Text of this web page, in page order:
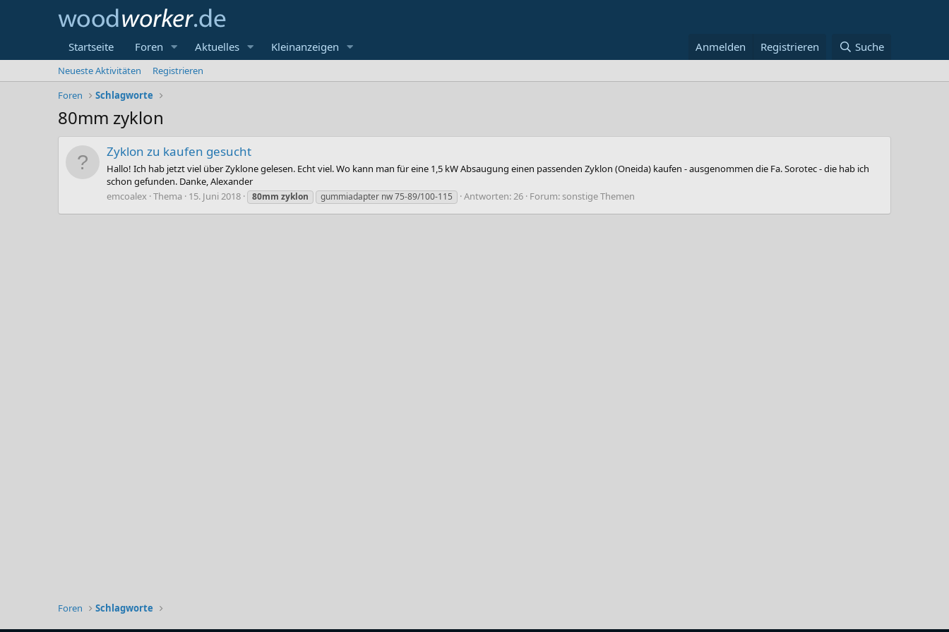
Startseite Foren Aktuelles Kleinanzeigen Anmelden Registrieren Suche
Neueste Aktivitäten
Registrieren
Foren
Schlagworte
80mm zyklon
Zyklon zu kaufen gesucht
Hallo! Ich hab jetzt viel über Zyklone gelesen. Echt viel. Wo kann man für eine 1,5 kW Absaugung einen passenden Zyklon (Oneida) kaufen - ausgenommen die Fa. Sorotec - die hab ich
schon gefunden. Danke, Alexander
emcoalex Thema 15. Juni 2018 80mm zyklon gummiadapter nw 75-89/100-115 Antworten: 26 Forum:sonstige Themen
Foren Schlagworte